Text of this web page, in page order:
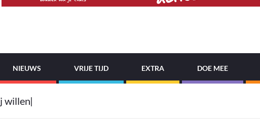
NIEUWS VRIJE TIJD EXTRA DOE MEE
j willen